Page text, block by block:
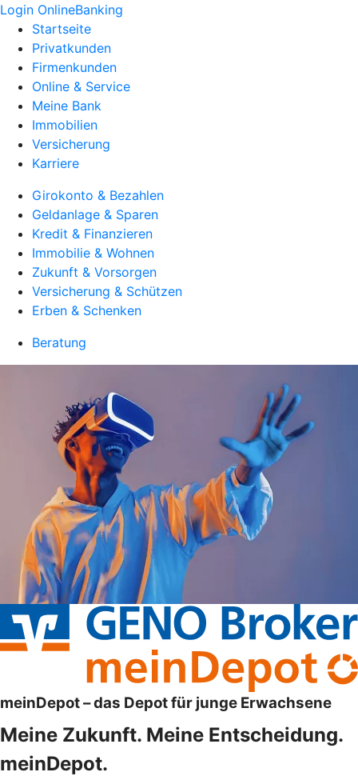
Login OnlineBanking
Startseite
Privatkunden
Firmenkunden
Online & Service
Meine Bank
Immobilien
Versicherung
Karriere
Girokonto & Bezahlen
Geldanlage & Sparen
Kredit & Finanzieren
Immobilie & Wohnen
Zukunft & Vorsorgen
Versicherung & Schützen
Erben & Schenken
Beratung
meinDepot – das Depot für junge Erwachsene
Meine Zukunft. Meine Entscheidung.
meinDepot.